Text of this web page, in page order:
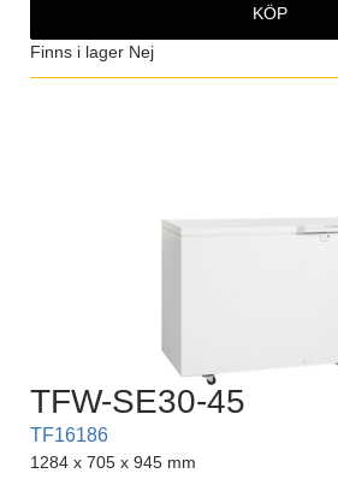
KÖP
Finns i lager Nej
TFW-SE30-45
TF16186
1284 x 705 x 945 mm